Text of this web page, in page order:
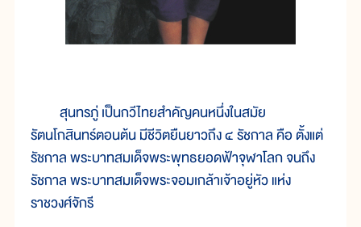
สุนทรภู่ เป็นกวีไทยสำคัญคนหนึ่งในสมัย
รัตนโกสินทร์ตอนต้น มีชีวิตยืนยาวถึง ๔ รัชกาล คือ ตั้งแต่
รัชกาล พระบาทสมเด็จพระพุทธยอดฟ้าจุฬาโลก จนถึง
รัชกาล พระบาทสมเด็จพระจอมเกล้าเจ้าอยู่หัว แห่ง
ราชวงศ์จักรี